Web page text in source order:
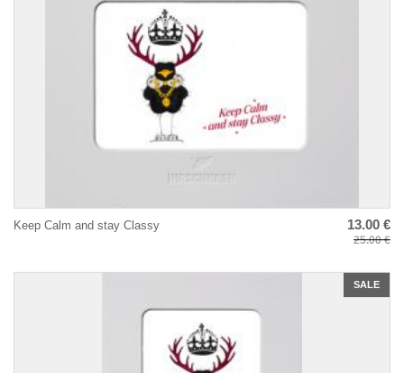
Keep Calm and stay Classy 13.00 €
25.00 €
SALE